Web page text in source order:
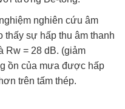
nghiên cứu âm
thấy sự hấp thu âm thanh
Rw = 28 dB. (giảm
ồn của mưa được hấp
trên tấm thép.